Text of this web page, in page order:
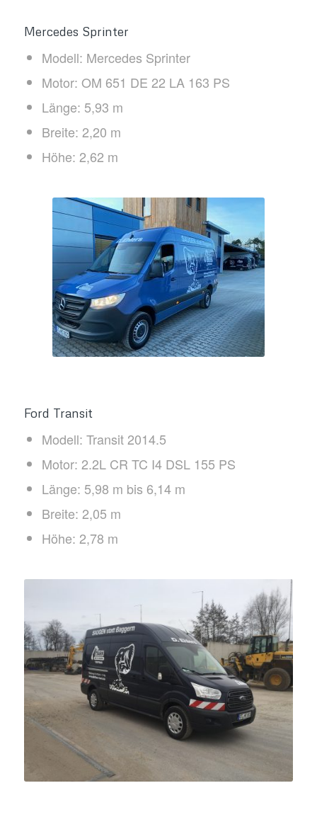
Mercedes Sprinter
Modell: Mercedes Sprinter
Motor: OM 651 DE 22 LA 163 PS
Länge: 5,93 m
Breite: 2,20 m
Höhe: 2,62 m
Ford Transit
Modell: Transit 2014.5
Motor: 2.2L CR TC I4 DSL 155 PS
Länge: 5,98 m bis 6,14 m
Breite: 2,05 m
Höhe: 2,78 m